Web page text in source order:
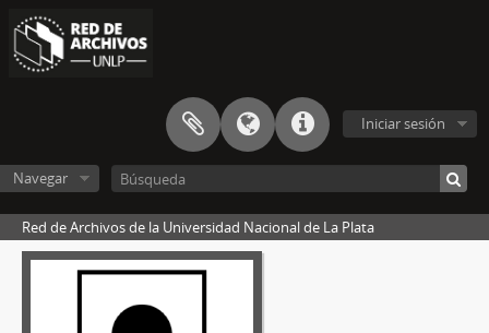
Iniciar sesión
Navegar
Red de Archivos de la Universidad Nacional de La Plata